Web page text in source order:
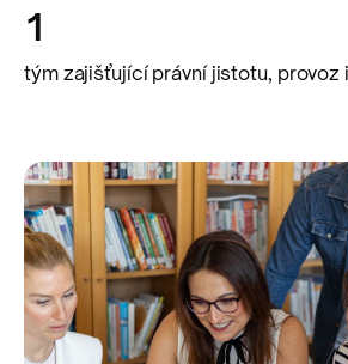
1
tým zajišťující právní jistotu, provoz